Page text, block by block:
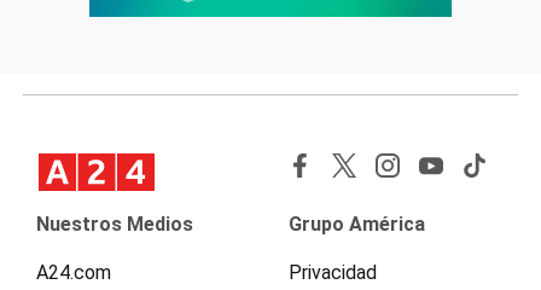
Nuestros Medios
A24.com
Grupo América
Privacidad